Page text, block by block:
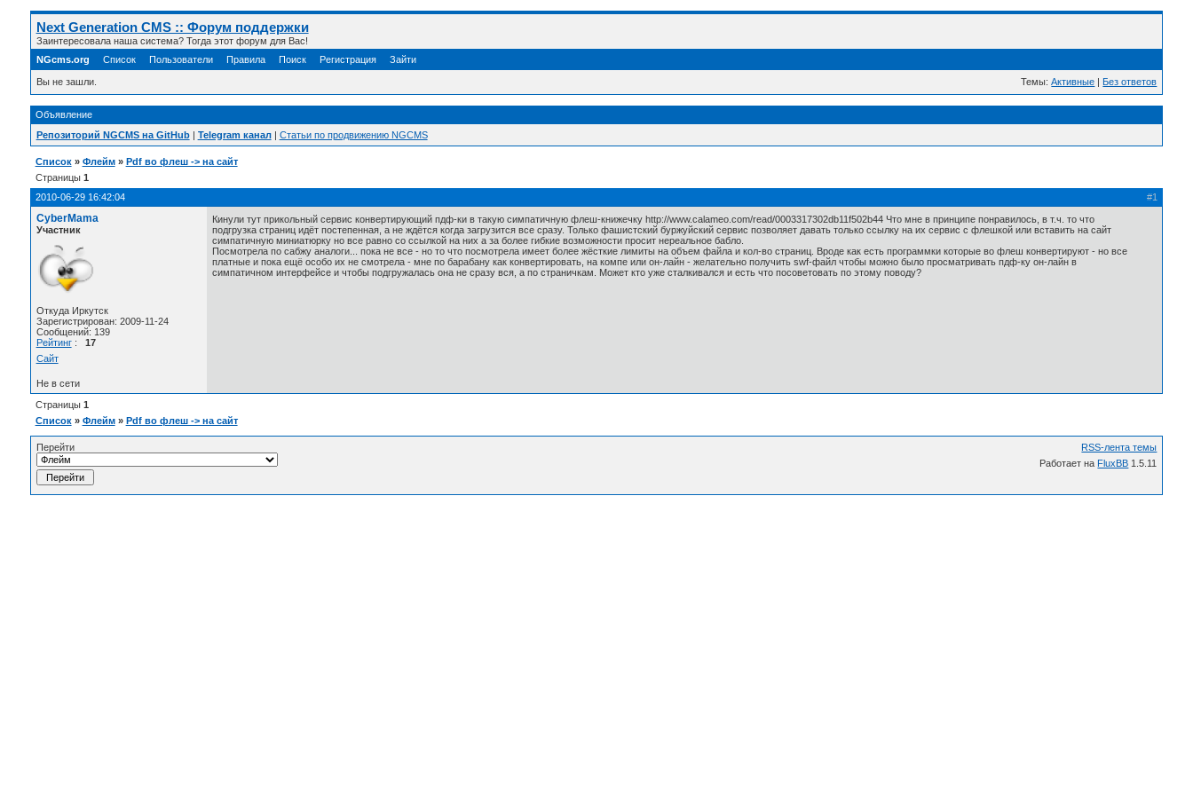
Next Generation CMS :: Форум поддержки
Заинтересовала наша система? Тогда этот форум для Вас!
NGcms.org
Список Пользователи Правила Поиск Регистрация Зайти
Вы не зашли. Темы:Активные | Без ответов
Объявление
Репозиторий NGCMS на GitHub| Telegram канал| Статьи по продвижению NGCMS
Список » Флейм » Pdf во флеш -> на сайт
Страницы 1
#1
2010-06-29 16:42:04
CyberMama
Участник
Откуда Иркутск
Зарегистрирован: 2009-11-24
Сообщений: 139
Рейтинг: 17
Сайт
Кинули тут прикольный сервис конвертирующий пдф-ки в такую симпатичную флеш-книжечку http://www.calameo.com/read/0003317302db11f502b44 Что мне в принципе понравилось, в т.ч. то что
подгрузка страниц идёт постепенная, а не ждётся когда загрузится все сразу. Только фашистский буржуйский сервис позволяет давать только ссылку на их сервис с флешкой или вставить на сайт
симпатичную миниатюрку но все равно со ссылкой на них а за более гибкие возможности просит нереальное бабло.
Посмотрела по сабжу аналоги... пока не все - но то что посмотрела имеет более жёсткие лимиты на объем файла и кол-во страниц. Вроде как есть программки которые во флеш конвертируют - но все
платные и пока ещё особо их не смотрела - мне по барабану как конвертировать, на компе или он-лайн - желательно получить swf-файл чтобы можно было просматривать пдф-ку он-лайн в
симпатичном интерфейсе и чтобы подгружалась она не сразу вся, а по страничкам. Может кто уже сталкивался и есть что посоветовать по этому поводу?
Не в сети
Страницы 1
Список » Флейм » Pdf во флеш -> на сайт
Перейти
RSS-лента темы
Работает на FluxBB 1.5.11